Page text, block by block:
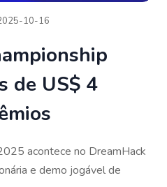
10-16
de US$ 4
acontece no DreamHack
e demo jogável de